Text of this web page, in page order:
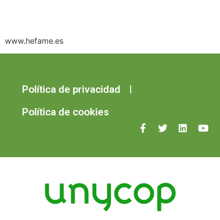
www.hefame.es
Política de privacidad
Política de cookies